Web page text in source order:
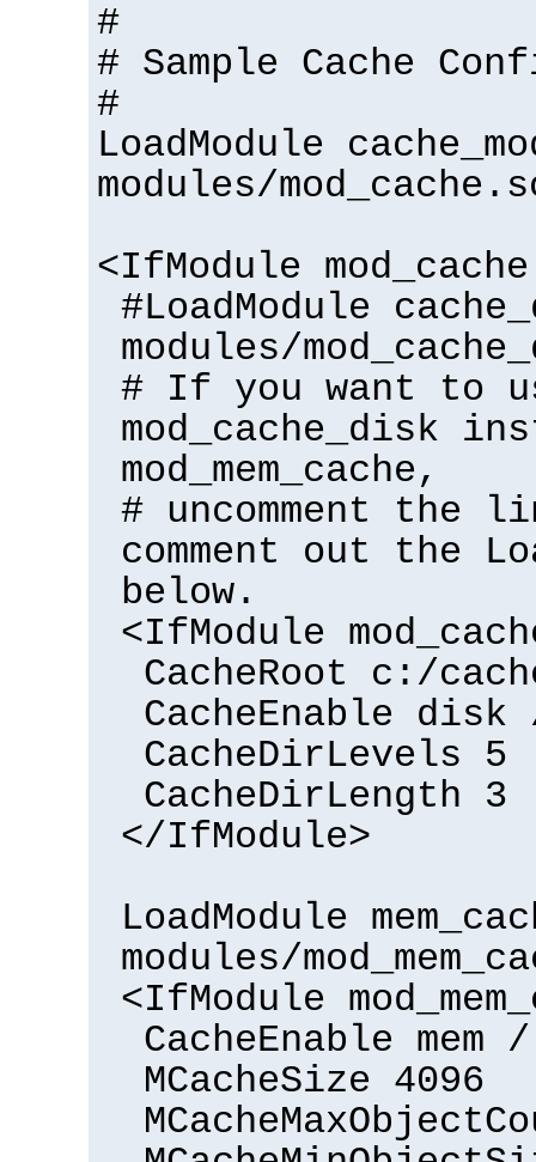
#
# Sample Cache
#
LoadModule
modules/
<IfModule
#LoadModule
modules/
# If you want to
mod_cache_disk
mod_mem_cache,
# uncomment the
comment out the
below.
<IfModule
CacheRoot c:/
CacheEnable disk
CacheDirLevels 5
CacheDirLength 3
</IfModule>
LoadModule
modules/
<IfModule
CacheEnable mem /
MCacheSize 4096